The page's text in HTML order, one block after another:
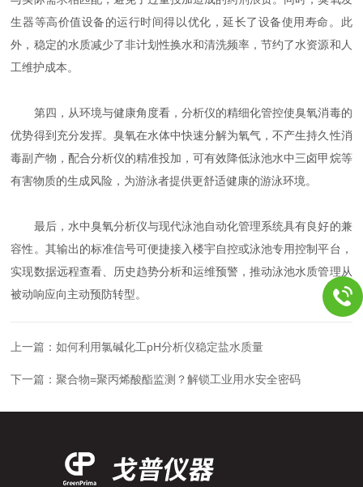
生器等高价值设备的运行时间得以优化，延长了设备使用寿命。此
外，稳定的水质减少了非计划性换水和清洗频率，节约了水资源和人
工维护成本。
第四，从环境与健康角度看，分析仪的精细化管控使臭氧消毒的
优势得到充分发挥。臭氧在水体中快速分解为氧气，不产生持久性消
毒副产物，配合分析仪的精准投加，可有效降低泳池水中三卤甲烷等
有害物质的生成风险，为游泳者提供更舒适健康的游泳环境。
最后，水中臭氧分析仪与现代泳池自动化管理系统具有良好的兼
容性。其输出的标准信号可便捷接入楼宇自控或泳池专用控制平台，
实现数据远程查看、历史趋势分析和运维预警，推动泳池水质管理从
被动响应向主动预防转型。
上一篇：如何利用氯碱化工pH分析仪稳定盐水质量
下一篇：聚合物=聚丙烯酸酯监测？解锁工业用水安全密码